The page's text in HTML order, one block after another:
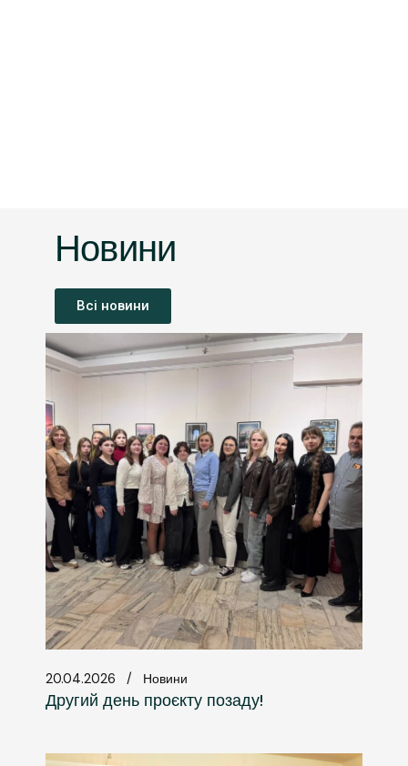
Новини
Всі новини
20.04.2026 Новини
Другий день проєкту позаду!